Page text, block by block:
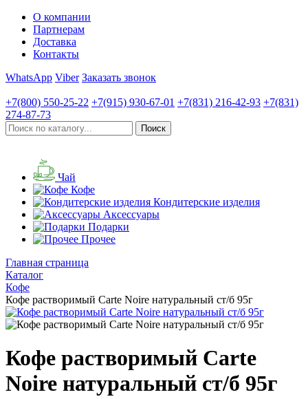
О компании
Партнерам
Доставка
Контакты
WhatsApp Viber Заказать звонок
+7(800) 550-25-22 +7(915) 930-67-01 +7(831) 216-42-93 +7(831)
274-87-73
Чай
Кофе
Кондитерские изделия
Аксессуары
Подарки
Прочее
Главная страница
Каталог
Кофе
Кофе растворимый Carte Noire натуральный ст/б 95г
Кофе растворимый Carte
Noire натуральный ст/б 95г